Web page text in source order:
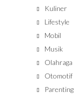
Kuliner
Lifestyle
Mobil
Musik
Olahraga
Otomotif
Parenting